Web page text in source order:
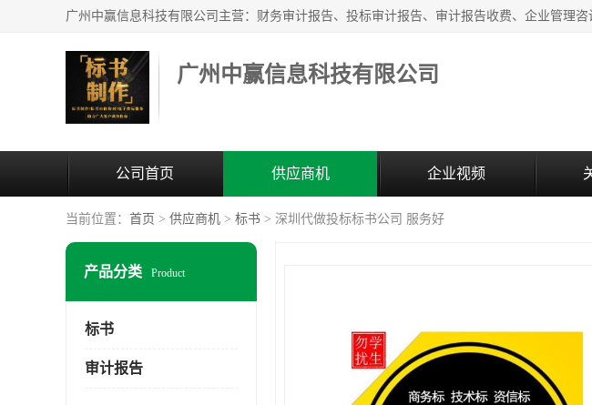
广州中赢信息科技有限公司
公司首页 供应商机 企业视频
当前位置： 首页 > 供应商机 > 标书 > 深圳代做投标标书公司 服务好
产品分类 Product
标书
审计报告